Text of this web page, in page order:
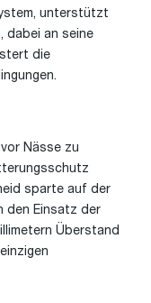
unterstützt
dabei an seine
die
Nässe zu
sparte auf der
den Einsatz der
Überstand